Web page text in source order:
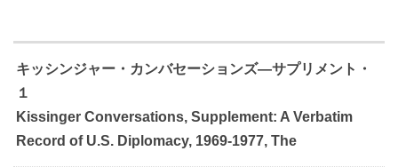
キッシンジャー・カンバセーションズ―サプリメント・
１
Kissinger Conversations, Supplement: A Verbatim
Record of U.S. Diplomacy, 1969-1977, The